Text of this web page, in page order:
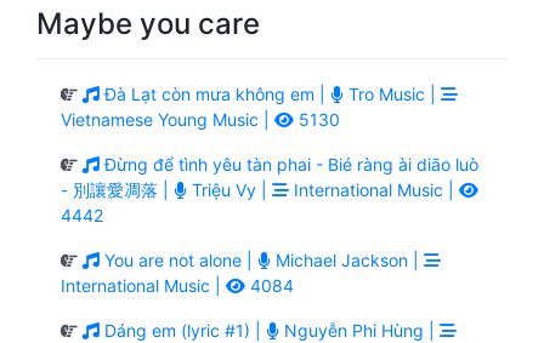
Maybe you care
Đà Lạt còn mưa không em |
Tro Music |
Vietnamese Young Music |
5130
Đừng để tình yêu tàn phai - Bié ràng ài diāo luò
- 別讓愛凋落 |
Triệu Vy |
International Music |
4442
You are not alone |
Michael Jackson |
International Music |
4084
Dáng em (lyric #1) |
Nguyễn Phi Hùng |